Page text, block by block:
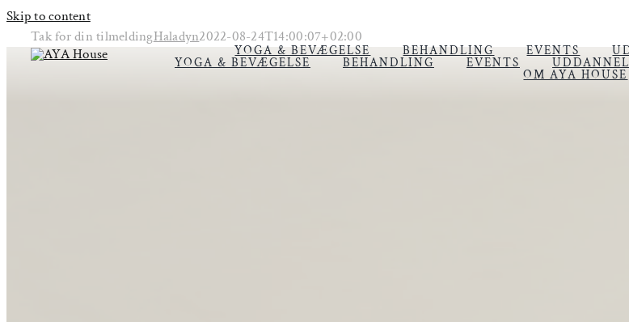
Skip to content
YOGA & BEVÆGELSE BEHANDLING EVENTS
OM AYA HOUSE
YOGA & BEVÆGELSE BEHANDLING EVENTS
Tak for din tilmeldingHaladyn2022-08-24T14:00:07+02:00